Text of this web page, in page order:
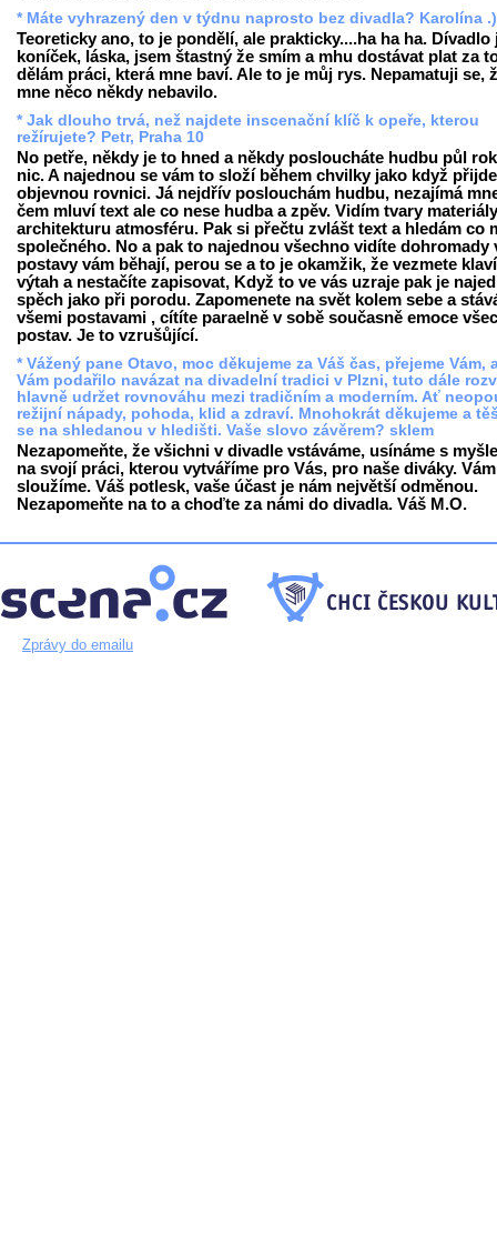
* Máte vyhrazený den v týdnu naprosto bez divadla? Karolína .)
Teoreticky ano, to je pondělí, ale prakticky....ha ha ha. Dívadlo
koníček, láska, jsem štastný že smím a mhu dostávat plat za
dělám práci, která mne baví. Ale to je můj rys. Nepamatuji se,
mne něco někdy nebavilo.
* Jak dlouho trvá, než najdete inscenační klíč k opeře, kterou
režírujete? Petr, Praha 10
No petře, někdy je to hned a někdy posloucháte hudbu půl
nic. A najednou se vám to složí během chvilky jako když
objevnou rovnici. Já nejdřív poslouchám hudbu, nezajímá
čem mluví text ale co nese hudba a zpěv. Vidím tvary materiály
architekturu atmosféru. Pak si přečtu zvlášt text a hledám co
společného. No a pak to najednou všechno vidíte dohromady
postavy vám běhají, perou se a to je okamžik, že vezmete
výtah a nestačíte zapisovat, Když to ve vás uzraje pak je
spěch jako při porodu. Zapomenete na svět kolem sebe a
všemi postavami , cítíte paraelně v sobě současně emoce
postav. Je to vzrušůjící.
* Vážený pane Otavo, moc děkujeme za Váš čas, přejeme Vám,
Vám podařilo navázat na divadelní tradici v Plzni, tuto dále
hlavně udržet rovnováhu mezi tradičním a moderním. Ať
režijní nápady, pohoda, klid a zdraví. Mnohokrát děkujeme a
se na shledanou v hledišti. Vaše slovo závěrem? sklem
Nezapomeňte, že všichni v divadle vstáváme, usínáme s
na svojí práci, kterou vytváříme pro Vás, pro naše diváky. Vám
sloužíme. Váš potlesk, vaše účast je nám největší odměnou.
Nezapomeňte na to a choďte za námi do divadla. Váš M.O.
Zprávy do emailu